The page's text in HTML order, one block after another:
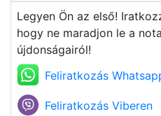
Legyen Ön az első!
hogy ne maradjon le a
újdonságairól!
Feliratkozás
Feliratkozás Viberen